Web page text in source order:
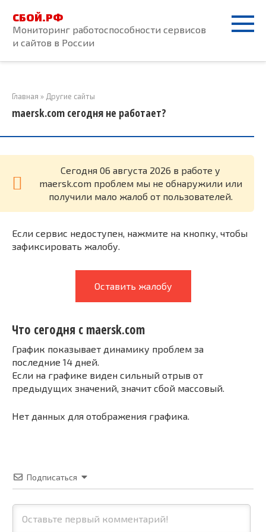
контенту
СБОЙ.РФ
Мониторинг работоспособности сервисов
и сайтов в России
Главная » Другие сайты
maersk.com сегодня не работает?
Cегодня 06 августа 2026 в работе у
maersk.com проблем мы не обнаружили или
получили мало жалоб от пользователей.
Если сервис недоступен, нажмите на кнопку, чтобы
зафиксировать жалобу.
Оставить жалобу
Что сегодня с maersk.com
График показывает динамику проблем за
последние 14 дней.
Если на графике виден сильный отрыв от
предыдущих значений, значит сбой массовый.
Нет данных для отображения графика.
Подписаться